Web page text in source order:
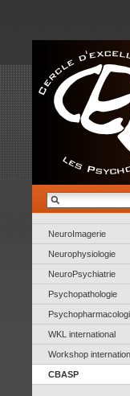
NeuroImagerie
Neurophysiologie
NeuroPsychiatrie
Psychopathologie
WKL international
Workshop
CBASP